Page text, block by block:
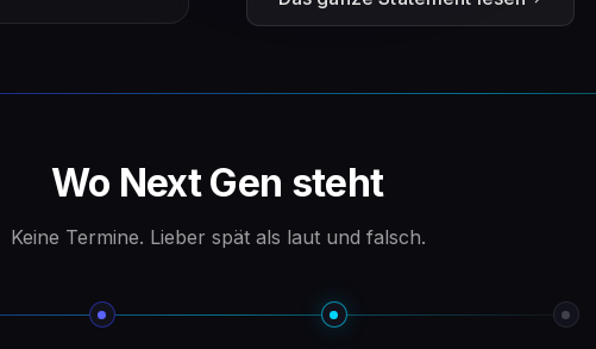
Wo Next Gen steht
Keine Termine. Lieber spät als laut und falsch.